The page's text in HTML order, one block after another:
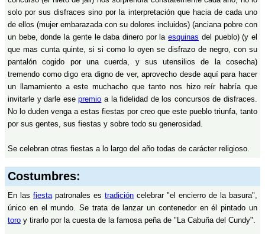
solo por sus disfraces sino por la interpretación que hacia de cada uno
de ellos (mujer embarazada con su dolores incluidos) (anciana pobre con
un bebe, donde la gente le daba dinero por laesquinas del pueblo) (y el
que mas cunta quinte, si si como lo oyen se disfrazo de negro, con su
pantalón cogido por una cuerda, y sus utensilios de la cosecha)
tremendo como digo era digno de ver, aprovecho desde aquí para hacer
un llamamiento a este muchacho que tanto nos hizo reír habría que
invitarle y darle esepremio a la fidelidad de los concursos de disfraces.
No lo duden venga a estas fiestas por creo que este pueblo triunfa, tanto
por sus gentes, sus fiestas y sobre todo su generosidad.
Se celebran otras fiestas a lo largo del año todas de carácter religioso.
Costumbres:
En las fiestapatronales es tradición celebrar "el encierro de la basura",
único en el mundo. Se trata de lanzar un contenedor en él pintado un
toro y tirarlo por la cuesta de la famosa peña de "La Cabuña del Cundy".